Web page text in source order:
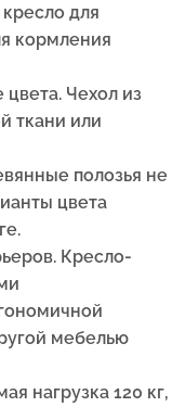
для
кормления
Чехол из
ткани или
полозья не
цвета
Кресло-
мебелью
нагрузка 120 кг,